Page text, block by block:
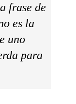
frase de
es la
uno
para